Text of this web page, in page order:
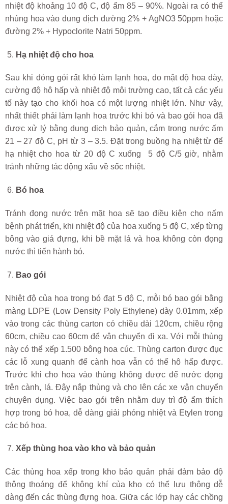
nhiệt độ khoảng 10 độ C, độ ẩm 85 – 90%. Ngoài ra có thể
nhúng hoa vào dung dịch đường 2% + AgNO3 50ppm hoặc
đường 2% + Hypoclorite Natri 50ppm.
Hạ nhiệt độ cho hoa
Sau khi đóng gói rất khó làm lạnh hoa, do mật độ hoa dày,
cường độ hô hấp và nhiệt độ môi trường cao, tất cả các yếu
tố này tạo cho khối hoa có một lượng nhiệt lớn. Như vậy,
nhất thiết phải làm lạnh hoa trước khi bó và bao gói hoa đã
được xử lý bằng dung dịch bảo quản, cắm trong nước ấm
21 – 27 độ C, pH từ 3 – 3.5. Đặt trong buồng hạ nhiệt từ để
hạ nhiệt cho hoa từ 20 độ C xuống 5 độ C/5 giờ, nhằm
tránh những tác động xấu về sốc nhiệt.
Bó hoa
Tránh đọng nước trên mặt hoa sẽ tạo điều kiện cho nấm
bệnh phát triển, khi nhiệt độ của hoa xuống 5 độ C, xếp từng
bông vào giá đựng, khi bề mặt lá và hoa không còn đọng
nước thì tiến hành bó.
Bao gói
Nhiệt độ của hoa trong bó đạt 5 độ C, mỗi bó bao gói bằng
màng LDPE (Low Density Poly Ethylene) dày 0.01mm, xếp
vào trong các thùng carton có chiều dài 120cm, chiều rộng
60cm, chiều cao 60cm để vận chuyển đi xa. Với mỗi thùng
này có thể xếp 1.500 bông hoa cúc. Thùng carton được đục
các lỗ xung quanh để cành hoa vẫn có thể hô hấp được.
Trước khi cho hoa vào thùng không được để nước đọng
trên cành, lá. Đậy nắp thùng và cho lên các xe vận chuyển
chuyên dụng. Việc bao gói trên nhằm duy trì độ ẩm thích
hợp trong bó hoa, dễ dàng giải phóng nhiệt và Etylen trong
các bó hoa.
Xếp thùng hoa vào kho và bảo quản
Các thùng hoa xếp trong kho bảo quản phải đảm bảo độ
thông thoáng để không khí của kho có thể lưu thông dễ
dàng đến các thùng đựng hoa. Giữa các lớp hay các chồng